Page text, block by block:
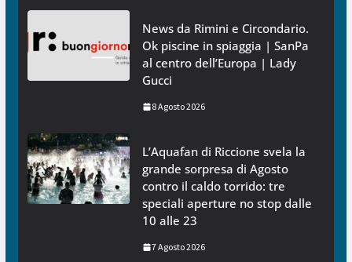
News da Rimini e Circondario.
Ok piscine in spiaggia | SanPa
al centro dell’Europa | Lady
Gucci
8 Agosto 2026
L’Aquafan di Riccione svela la
grande sorpresa di Agosto
contro il caldo torrido: tre
speciali aperture no stop dalle
10 alle 23
7 Agosto 2026